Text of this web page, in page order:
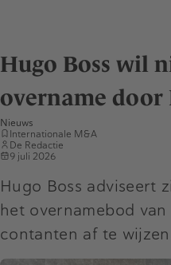
Hugo Boss wil
overname door
Nieuws
Internationale M&A
De Redactie
9 juli 2026
Hugo Boss adviseert
het overnamebod
contanten af te